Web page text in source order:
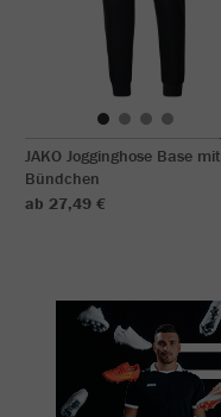
JAKO Jogginghose Base mit
Bündchen
ab 27,49 €